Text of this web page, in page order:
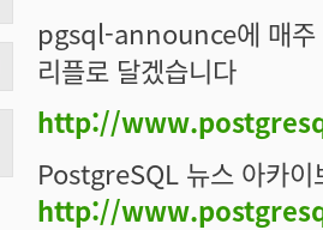
pgsql-announce에 매주
리플로 달겠습니다
http://
PostgreSQL 뉴스 아카이
http://